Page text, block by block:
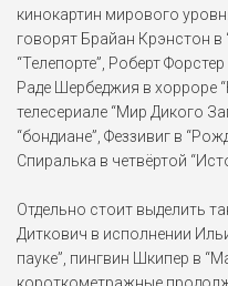
Тайн
На
кинокартин мирового
говорят Брайан Крэнстон в
“Телепорте”, Роберт
Раде Шербеджия в хорроре
телесериале “Мир Дикого
“бондиане”, Феззивиг в
Спиралька в четвёртой
Отдельно стоит выделить
Диткович в исполнении
пауке”, пингвин Шкипер в